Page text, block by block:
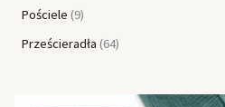
Pościele 9
Prześcieradła 64